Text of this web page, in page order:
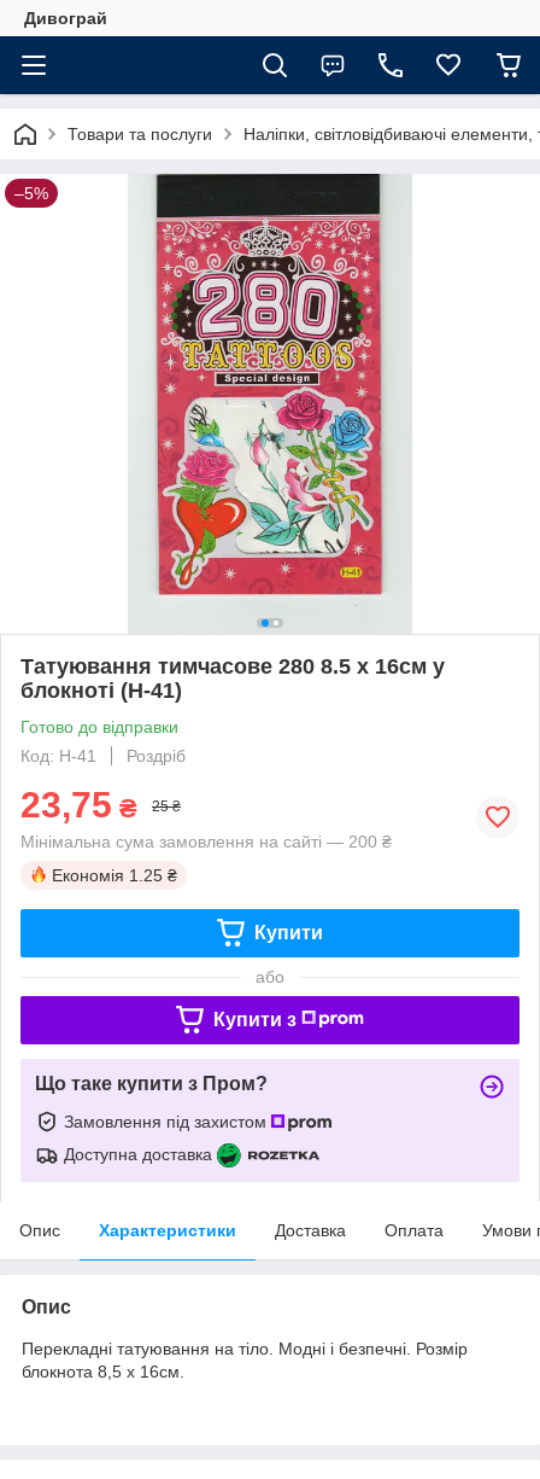
Дивограй
Товари та послуги Наліпки, світловідбиваючі
–5%
Татуювання тимчасове 280 8.5 х 16см у
блокноті (H-41)
Готово до відправки
Код: H-41
Роздріб
23,75 ₴ 25 ₴
Мінімальна сума замовлення на сайті — 200 ₴
Економія 1.25 ₴
Купити
або
Купити з
Що таке купити з Пром?
Замовлення під захистом
Доступна доставка
Опис Характеристики Доставка Оплата Умови
Опис
Перекладні татуювання на тіло. Модні і безпечні. Розмір
блокнота 8,5 х 16см.